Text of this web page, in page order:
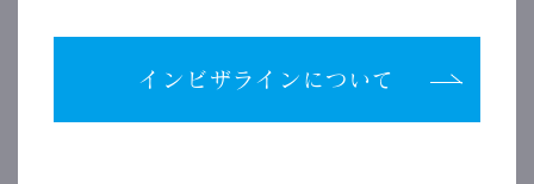
インビザラインについて